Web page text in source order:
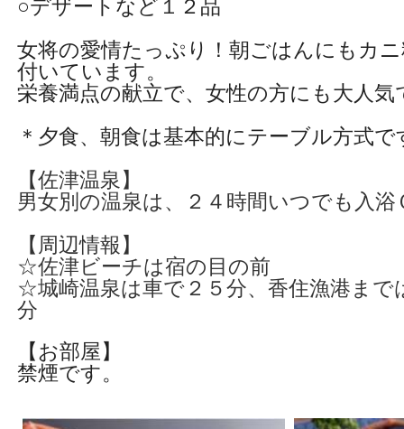
○デザートなど１２品
女将の愛情たっぷり！朝ごはんにもカ
付いています。
栄養満点の献立で、女性の方にも大人気
＊夕食、朝食は基本的にテーブル方式で
【佐津温泉】
男女別の温泉は、２４時間いつでも入浴
【周辺情報】
☆佐津ビーチは宿の目の前
☆城崎温泉は車で２５分、香住漁港まで
分
【お部屋】
​禁煙です。